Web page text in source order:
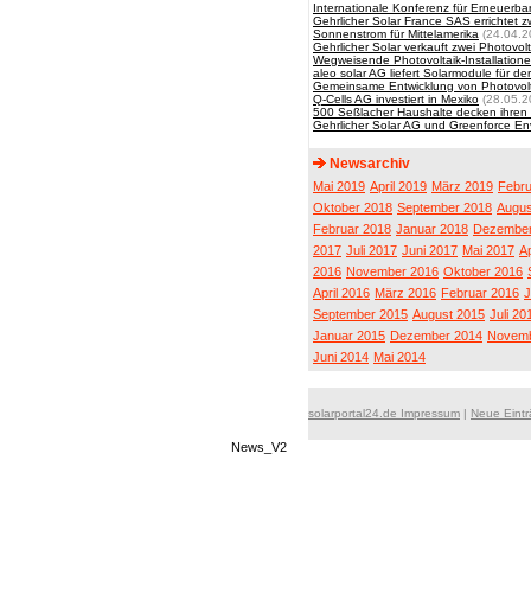
Internationale Konferenz für
Gehrlicher Solar France SAS errichtet
Sonnenstrom für Mittelamerika
Gehrlicher Solar verkauft zwei
Wegweisende Photovoltaik-
aleo solar AG liefert Solarmodule für
Gemeinsame Entwicklung von
Q-Cells AG investiert in Mexiko
500 Seßlacher Haushalte decken
Gehrlicher Solar AG und Greenforce
Newsarchiv
Mai 2019 April 2019 März 2019
Oktober 2018 September 2018
Februar 2018 Januar 2018
2017 Juli 2017 Juni 2017 Mai 2017
2016 November 2016 Oktober 2016
April 2016 März 2016 Februar 2016
September 2015 August 2015 Juli
Januar 2015 Dezember 2014
Juni 2014 Mai 2014
solarportal24.de Impressum | Neue
News_V2